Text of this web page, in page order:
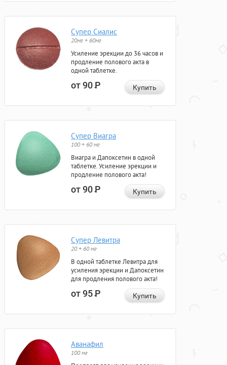
Супер Сиалис
20мг + 60мг
Усиление эрекции до 36 часов и
продление полового акта в
одной таблетке.
от 90Р Купить
Супер Виагра
100 + 60 мг
Виагра и Дапоксетин в одной
таблетке. Усиление эрекции и
продление полового акта!
от 90Р Купить
Супер Левитра
20 + 60 мг
В одной таблетке Левитра для
усиления эрекции и Дапоксетин
для продления полового акта!
от 95Р Купить
Аванафил
100 мг